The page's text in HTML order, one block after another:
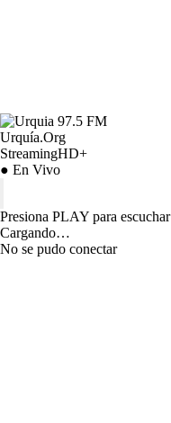
Urquía.Org
StreamingHD+
● En Vivo
Presiona PLAY para escuchar
Cargando…
No se pudo conectar